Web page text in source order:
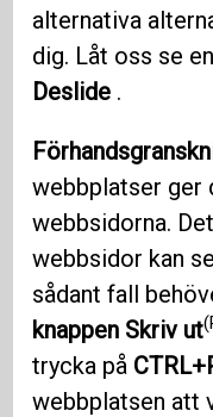
alternativa
dig. Låt oss se
Deslide .
webbplatser ger
webbsidorna.
webbsidor kan
sådant fall
knappen Skriv ut
trycka på
webbplatsen att